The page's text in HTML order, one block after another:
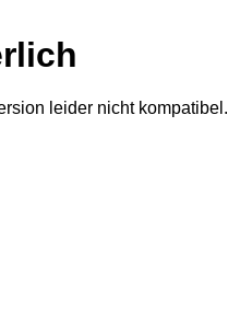
leider nicht kompatibel.